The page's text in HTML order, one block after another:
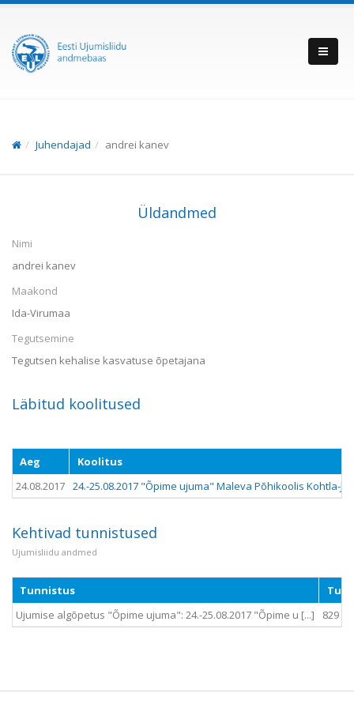
Juhendajad andrei kanev
Üldandmed
Nimi
andrei kanev
Maakond
Ida-Virumaa
Tegutsemine
Tegutsen kehalise kasvatuse õpetajana
Läbitud koolitused
Aeg
Koolitus
24.08.2017 24.-25.08.2017 "Õpime ujuma" Maleva Põhikoolis Kohtla-
Kehtivad tunnistused
Ujumisliidu andmed
Tunnistus
Ujumise algõpetus "Õpime ujuma": 24.-25.08.2017 "Õpime u [...]
829